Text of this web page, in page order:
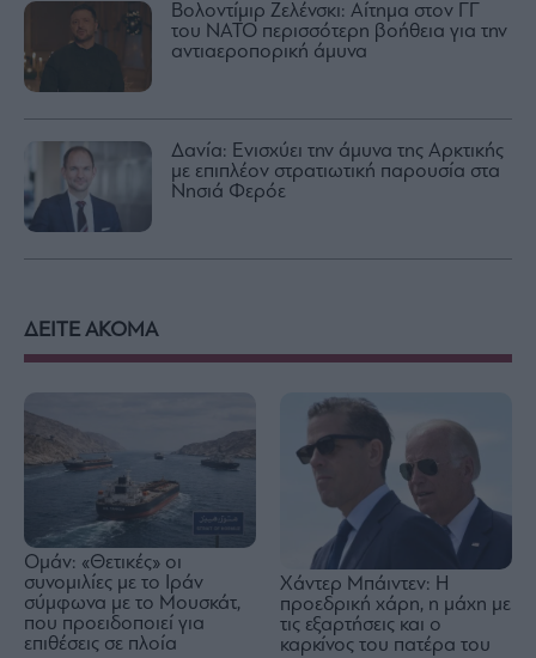
Βολοντίμιρ Ζελένσκι: Αίτημα στον ΓΓ
του ΝΑΤΟ περισσότερη βοήθεια για την
αντιαεροπορική άμυνα
Δανία: Ενισχύει την άμυνα της Αρκτικής
με επιπλέον στρατιωτική παρουσία στα
Νησιά Φερόε
ΔΕΙΤΕ ΑΚΟΜΑ
Ομάν: «Θετικές» οι
συνομιλίες με το Ιράν
σύμφωνα με το Μουσκάτ,
που προειδοποιεί για
επιθέσεις σε πλοία
Χάντερ Μπάιντεν: Η
προεδρική χάρη, η μάχη με
τις εξαρτήσεις και ο
καρκίνος του πατέρα του